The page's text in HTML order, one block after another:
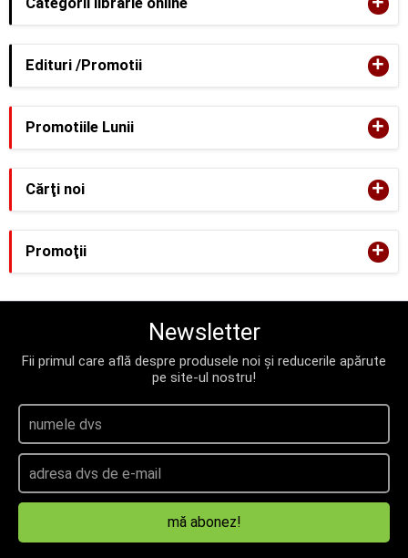
Edituri /Promotii +
Promotiile Lunii +
Cărţi noi +
Promoţii +
Newsletter
Fii primul care află despre produsele noi și reducerile apărute
pe site-ul nostru!
mă abonez!